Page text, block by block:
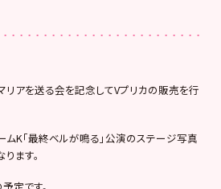
リアを送る会を記念してVプリカの販売を行
ムK「最終ベルが鳴る」公演のステージ写真
ます。
定です。